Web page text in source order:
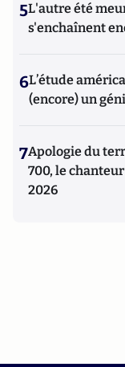
5L'autre été
s'enchaînent
6L’étude
(encore) un
7Apologie du
700, le chanteur
2026